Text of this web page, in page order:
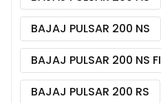
BAJAJ PULSAR 200 NS
BAJAJ PULSAR 200 NS FI
BAJAJ PULSAR 200 RS